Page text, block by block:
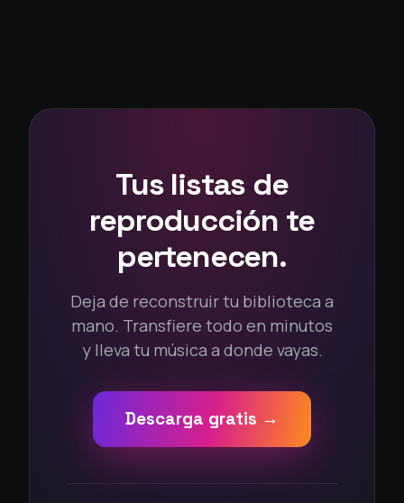
Tus listas de
reproducción te
pertenecen.
Deja de reconstruir tu biblioteca a
mano. Transfiere todo en minutos
y lleva tu música a donde vayas.
Descarga gratis →